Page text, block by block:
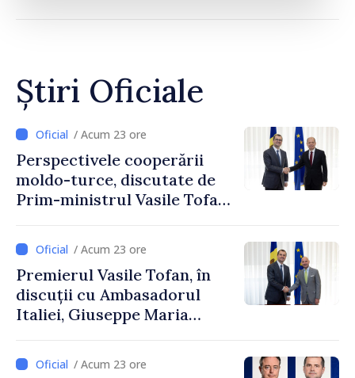
Știri Oficiale
/ Acum 23 ore
Perspectivele cooperării
moldo-turce, discutate de
Prim-ministrul Vasile Tofan
Uygar Mustafa Sertel
/ Acum 23 ore
Premierul Vasile Tofan, în
discuții cu Ambasadorul
Italiei, Giuseppe Maria
/ Acum 23 ore